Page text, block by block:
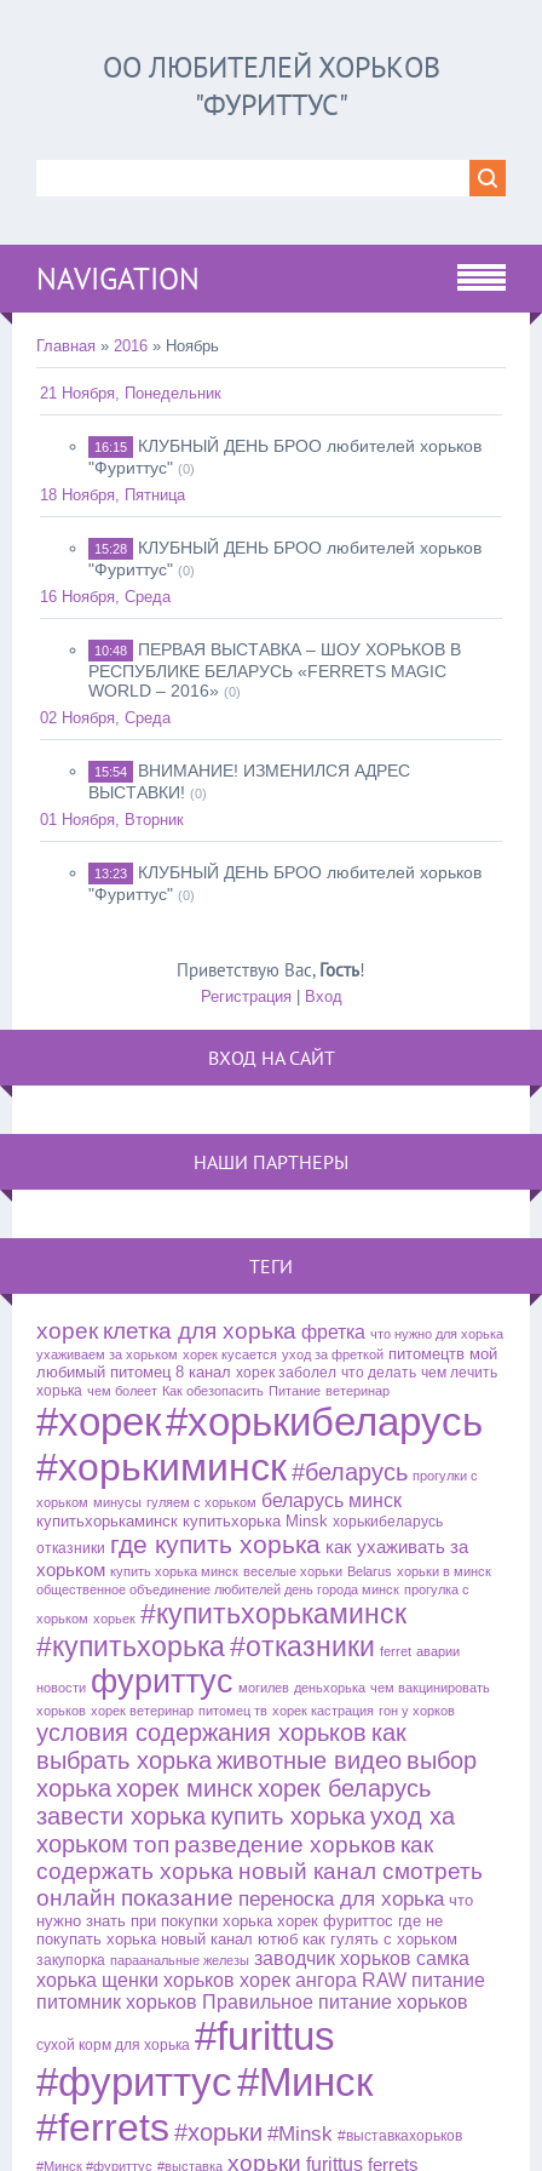
ОО ЛЮБИТЕЛЕЙ ХОРЬКОВ
"ФУРИТТУС"
NAVIGATION
Главная » 2016 » Ноябрь
21 Ноября, Понедельник
16:15
КЛУБНЫЙ ДЕНЬ БРОО любителей хорьков
"Фуриттус" (0)
18 Ноября, Пятница
15:28
КЛУБНЫЙ ДЕНЬ БРОО любителей хорьков
"Фуриттус" (0)
16 Ноября, Среда
10:48
ПЕРВАЯ ВЫСТАВКА – ШОУ ХОРЬКОВ В
РЕСПУБЛИКЕ БЕЛАРУСЬ «FERRETS MAGIC
WORLD – 2016» (0)
02 Ноября, Среда
15:54
ВНИМАНИЕ! ИЗМЕНИЛСЯ АДРЕС
ВЫСТАВКИ! (0)
01 Ноября, Вторник
13:23
КЛУБНЫЙ ДЕНЬ БРОО любителей хорьков
"Фуриттус" (0)
Приветствую Вас, Гость!
Регистрация| Вход
ВХОД НА САЙТ
НАШИ ПАРТНЕРЫ
ТЕГИ
хорек клетка для хорька фретка что нужно для хорька
ухаживаем за хорьком хорек кусается уход за фреткой питомецтв мой
любимый питомец 8 канал хорек заболел что делать чем лечить
хорька чем болеет Как обезопасить Питание ветеринар
#хорек#хорькибеларусь
#хорькиминск#беларусь прогулки с
хорьком минусы гуляем с хорьком беларусь минск
купитьхорькаминск купитьхорька Minsk хорькибеларусь
отказники где купить хорька как ухаживать за
хорьком купить хорька минск веселые хорьки Belarus хорьки в минск
общественное объединение любителей день города минск прогулка с
хорьком хорьек #купитьхорькаминск
#купитьхорька#отказники ferret аварии
новости фуриттус могилев деньхорька чем вакцинировать
хорьков хорек ветеринар питомец тв хорек кастрация гон у хорков
условия содержания хорьков как
выбрать хорькаживотные видео выбор
хорькахорек минскхорек беларусь
завести хорька купить хорькауход ха
хорьком топ разведение хорьков как
содержать хорька новый канал смотреть
онлайн показание переноска для хорька что
нужно знать при покупки хорька хорек фуриттос где не
покупать хорька новый канал ютюб как гулять с хорьком
закупорка параанальные железы заводчик хорьков самка
хорька щенки хорьков хорек ангора RAW питание
питомник хорьков Правильное питание хорьков
сухой корм для хорька #furittus
#фуриттус#Минск
#ferrets #хорьки #Minsk #выставкахорьков
#Минск #фуриттус #выставка хорьки furittus ferrets